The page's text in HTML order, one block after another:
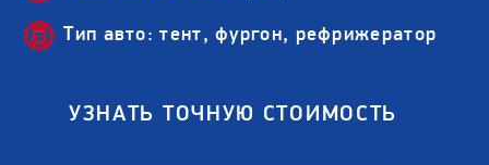
Тип авто: тент, фургон, рефрижератор
УЗНАТЬ ТОЧНУЮ СТОИМОСТЬ